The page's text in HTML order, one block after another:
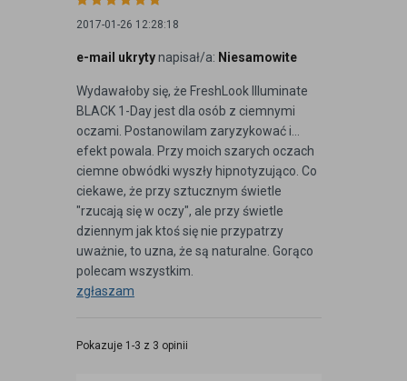
2017-01-26 12:28:18
e-mail ukrytynapisał/a: Niesamowite
Wydawałoby się, że FreshLook Illuminate
BLACK 1-Day jest dla osób z ciemnymi
oczami. Postanowilam zaryzykować i...
efekt powala. Przy moich szarych oczach
ciemne obwódki wyszły hipnotyzująco. Co
ciekawe, że przy sztucznym świetle
"rzucają się w oczy", ale przy świetle
dziennym jak ktoś się nie przypatrzy
uważnie, to uzna, że są naturalne. Gorąco
polecam wszystkim.
zgłaszam
Pokazuje 1-3 z 3 opinii